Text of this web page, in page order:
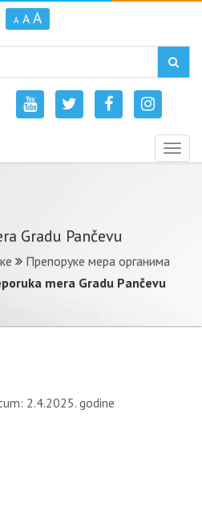
A A A
Gradu Pančevu
Препоруке мера органима
mera Gradu Pančevu
2.4.2025. godine